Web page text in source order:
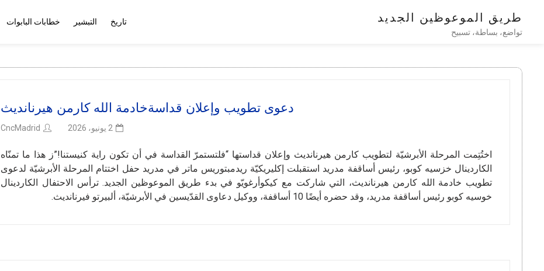
طريق الموعوظين الجديد
تواضع، بساطة، تسبيح
تاريخ التبشير خطابات البابوات
دعوى تطويب وإعلان قداسةخادمة الله كارمن هيرنانديث
2 يونيو، 2026 CncMadrid
اختُتِمت المرحلة الأبرشيّة لتطويب كارمن هيرنانديث وإعلان قداستها “فلتستمرّ القداسة في أن تكون راية كنيستنا!”ز هذا ما تمنّاه
الكاردينال خزسيه كوبو، رئيس أساقفة مدريد استقبلت إكليريكيّة ريدمبتوريس ماتر في مدريد حفل اختتام المرحلة الأبرشيّة لدعوى
تطويب خادمة الله كارمن هيرنانديث، التي شاركت مع كيكوأرغويّو في بدء طريق الموعوظين الجديد. ترأس الاحتفال الكاردينال
خوسيه كوبو رئيس أساقفة مدريد، وقد حضره أيضًا 10 أساقفة، ووكيل دعاوى القدّيسين في الأبرشيّة، ألبيرتو فيرنانديث.